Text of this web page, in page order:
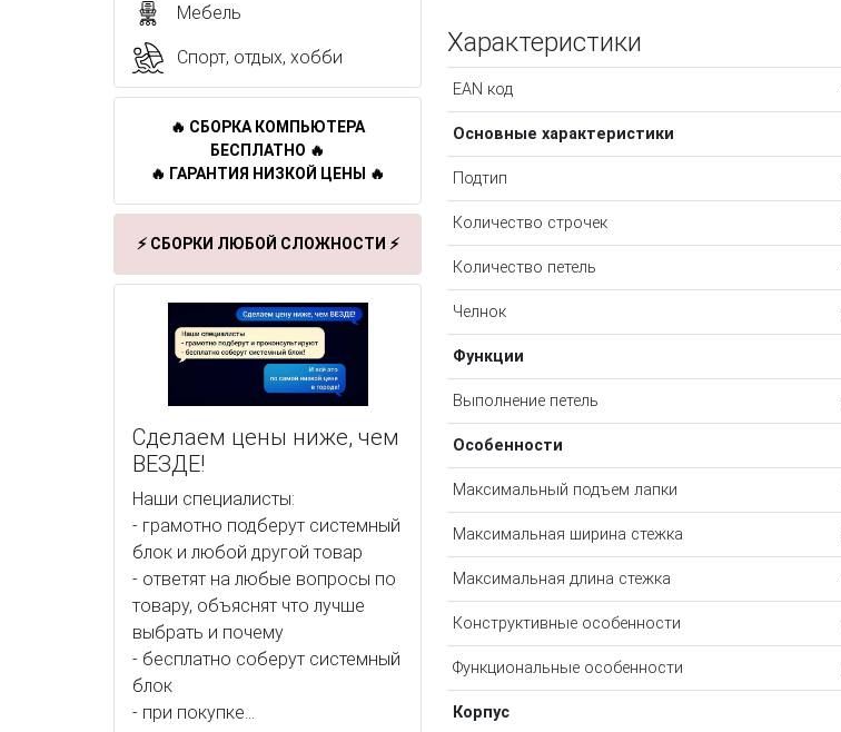
Мебель
Спорт, отдых, хобби
🔥 СБОРКА КОМПЬЮТЕРА
БЕСПЛАТНО 🔥
🔥 ГАРАНТИЯ НИЗКОЙ ЦЕНЫ 🔥
⚡ СБОРКИ ЛЮБОЙ СЛОЖНОСТИ ⚡
Сделаем цены ниже, чем
ВЕЗДЕ!
Наши специалисты:
- грамотно подберут системный
блок и любой другой товар
- ответят на любые вопросы по
товару, объяснят что лучше
выбрать и почему
- бесплатно соберут системный
блок
- при покупке...
Характеристики
EAN код
Основные характеристики
Подтип
Количество строчек
Количество петель
Челнок
Функции
Выполнение петель
Особенности
Максимальный подъем лапки
Максимальная ширина стежка
Максимальная длина стежка
Конструктивные особенности
Функциональные особенности
Корпус